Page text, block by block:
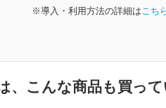
※導入・利用方法の詳細はこち
、こんな商品も買って